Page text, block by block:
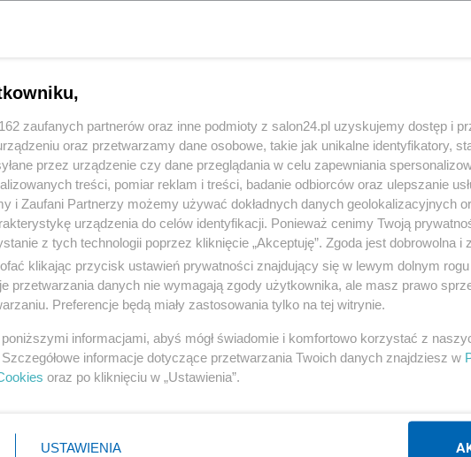
NATO, biorąc pod uwagę sytuację bezpieczeństwa w Europie
Duda we wtorek wieczorem podczas konferencji
zaufanych partnerów oraz inne podmioty z salon24.pl uzyskujemy dostęp i
oraz przetwarzamy dane osobowe, takie jak unikalne identyfikatory,
przez urządzenie czy dane przeglądania w celu zapewniania
treści, pomiar reklam i treści, badanie odbiorców oraz ulepszanie
i Zaufani Partnerzy możemy używać dokładnych danych geolokalizacyjnych
urządzenia do celów identyfikacji. Ponieważ cenimy Twoją
z tych technologii poprzez kliknięcie „Akceptuję”. Zgoda jest dobrowolna i
klikając przycisk ustawień prywatności znajdujący się w lewym dolnym
przetwarzania danych nie wymagają zgody użytkownika, ale masz prawo
Preferencje będą miały zastosowania tylko na tej witrynie.
informacjami, abyś mógł świadomie i komfortowo korzystać z
informacje dotyczące przetwarzania Twoich danych znajdziesz w
oraz po kliknięciu w „Ustawienia”.
USTAWIENIA